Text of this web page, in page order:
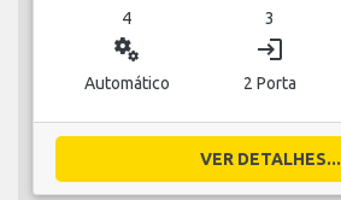
4 3
miscellaneous_services
Automático
login
2 Porta
VER DETALHES...